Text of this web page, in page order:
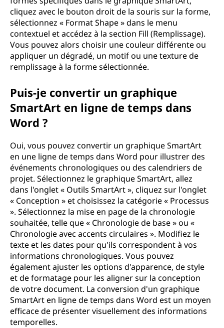
cliquez avec le bouton droit de la souris sur la forme,
sélectionnez « Format Shape » dans le menu
contextuel et accédez à la section Fill (Remplissage).
Vous pouvez alors choisir une couleur différente ou
appliquer un dégradé, un motif ou une texture de
remplissage à la forme sélectionnée.
Puis-je convertir un graphique
SmartArt en ligne de temps dans
Word ?
Oui, vous pouvez convertir un graphique SmartArt
en une ligne de temps dans Word pour illustrer des
événements chronologiques ou des calendriers de
projet. Sélectionnez le graphique SmartArt, allez
dans l'onglet « Outils SmartArt », cliquez sur l'onglet
« Conception » et choisissez la catégorie « Processus
». Sélectionnez la mise en page de la chronologie
souhaitée, telle que « Chronologie de base » ou «
Chronologie avec accents circulaires ». Modifiez le
texte et les dates pour qu'ils correspondent à vos
informations chronologiques. Vous pouvez
également ajuster les options d'apparence, de style
et de formatage pour les aligner sur la conception
de votre document. La conversion d'un graphique
SmartArt en ligne de temps dans Word est un moyen
efficace de présenter visuellement des informations
temporelles.